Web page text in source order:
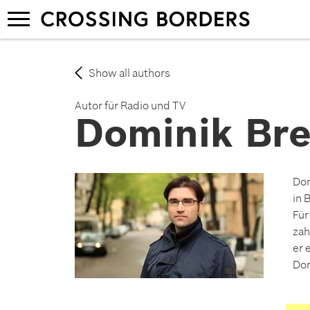
Skip
to
main
Toggle
navigation
Show all authors
Autor für Radio und TV
Dominik
in
er